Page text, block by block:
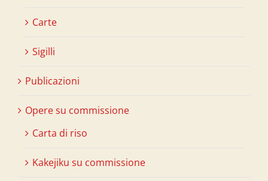
Carte
Sigilli
Publicazioni
Opere su commissione
Carta di riso
Kakejiku su commissione